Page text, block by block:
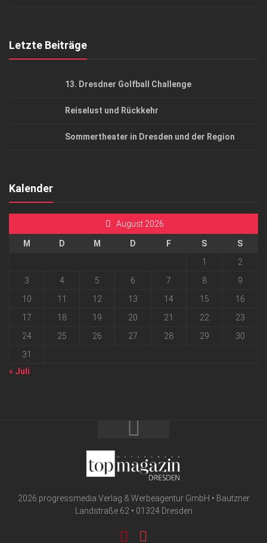
Letzte Beiträge
13. Dresdner Golfball Challenge
Reiselust und Rückkehr
Sommertheater in Dresden und der Region
Kalender
August 2026
M D M D F S
S
1
2
3
4 5 6 7 8
9
10
11 12 13 14 15
16
17
18 19 20 21 22
23
24
25 26 27 28 29
30
31
« Juli
2026 progressmedia Verlag & Werbeagentur GmbH • Bautzner
Landstraße 62 • 01324 Dresden